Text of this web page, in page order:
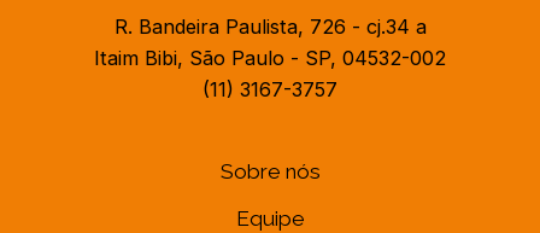
R. Bandeira Paulista, 726 - cj.34 a
Itaim Bibi, São Paulo - SP, 04532-002
(11) 3167-3757
Sobre nós
Equipe